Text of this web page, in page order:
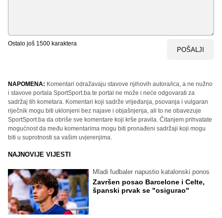
Ostalo još 1500 karaktera
POŠALJI
NAPOMENA: Komentari odražavaju stavove njihovih autora/ica, a ne nužno
i stavove portala SportSport.ba te portal ne može i neće odgovarati za
sadržaj tih kometara. Komentari koji sadrže vrijeđanja, psovanja i vulgaran
riječnik mogu biti uklonjeni bez najave i objašnjenja, ali to ne obavezuje
SportSport.ba da obriše sve komentare koji krše pravila. Čitanjem prihvatate
mogućnost da među komentarima mogu biti pronađeni sadržaji koji mogu
biti u suprotnosti sa vašim uvjerenjima.
NAJNOVIJE VIJESTI
Mladi fudbaler napustio katalonski ponos
Završen posao Barcelone i Celte,
španski prvak se "osigurao"